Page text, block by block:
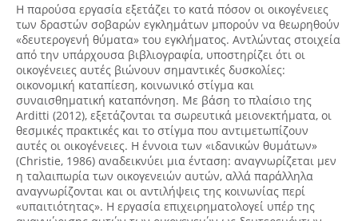
Η παρούσα εργασία εξετάζει το κατά πόσον οι οικογένειες
των δραστών σοβαρών εγκλημάτων μπορούν να θεωρηθούν
«δευτερογενή θύματα» του εγκλήματος. Αντλώντας στοιχεία
από την υπάρχουσα βιβλιογραφία, υποστηρίζει ότι οι
οικογένειες αυτές βιώνουν σημαντικές δυσκολίες:
οικονομική καταπίεση, κοινωνικό στίγμα και
συναισθηματική καταπόνηση. Με βάση το πλαίσιο της
Arditti (2012), εξετάζονται τα σωρευτικά μειονεκτήματα, οι
θεσμικές πρακτικές και το στίγμα που αντιμετωπίζουν
αυτές οι οικογένειες. Η έννοια των «ιδανικών θυμάτων»
(Christie, 1986) αναδεικνύει μια ένταση: αναγνωρίζεται μεν
η ταλαιπωρία των οικογενειών αυτών, αλλά παράλληλα
αναγνωρίζονται και οι αντιλήψεις της κοινωνίας περί
«υπαιτιότητας». H εργασία επιχειρηματολογεί υπέρ της